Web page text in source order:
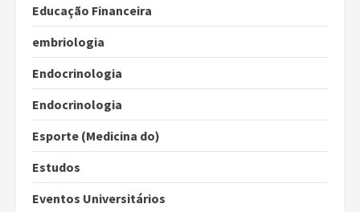
Educação Financeira
embriologia
Endocrinologia
Endocrinologia
Esporte (Medicina do)
Estudos
Eventos Universitários